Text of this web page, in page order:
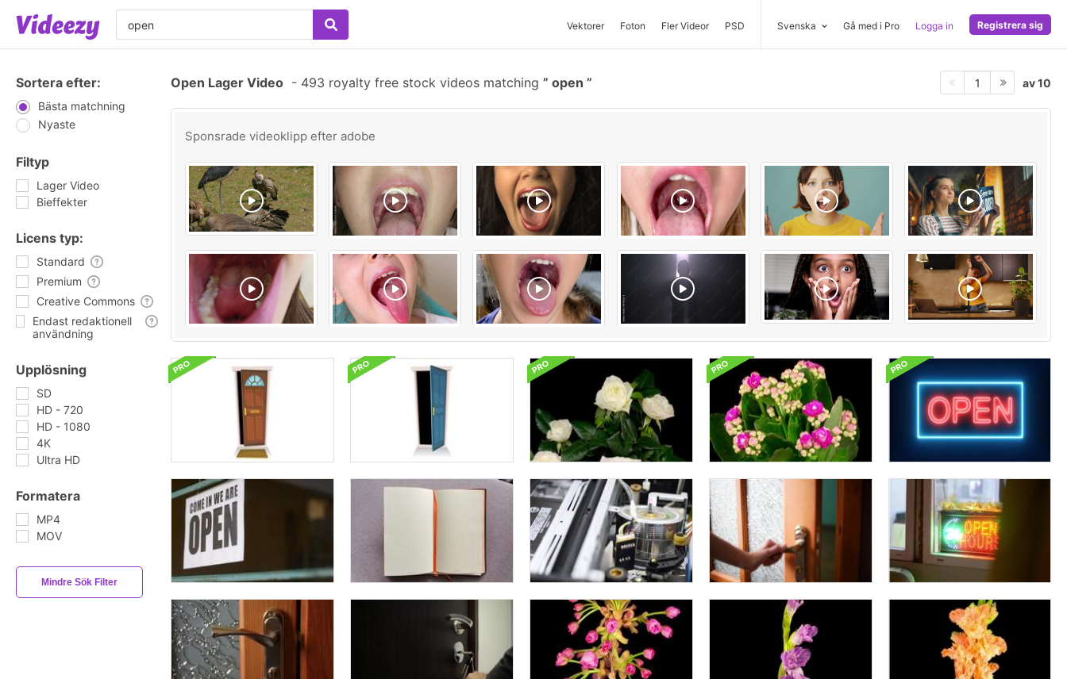
Vektorer Foton Fler Videor PSD Svenska Gå med i Pro Logga in Registrera sig
Sortera efter:
Bästa matchning
Nyaste
Filtyp
Lager Video
Bieffekter
Licens typ:
Standard
Premium
Creative Commons
Endast redaktionell
användning
Upplösning
SD
HD - 720
HD - 1080
4K
Ultra HD
Formatera
MP4
MOV
Mindre Sök Filter
Open Lager Video - 493 royalty free stock videos matching open 1 av 10
Sponsrade videoklipp efter adobe